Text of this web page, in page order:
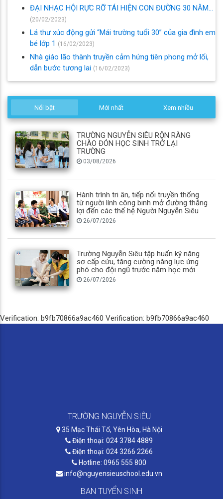
ĐẠI NHẠC HỘI RỰC RỠ TÁI HIỆN CON ĐƯỜNG 30 NĂM…
(20/02/2023)
Lá thư xúc động gửi “Mái trường tuổi 30” của gia đình em
bé lớp 1 (16/02/2023)
Nhà giáo lão thành truyền cảm hứng tiên phong mở lối,
dẫn bước tương lai (16/02/2023)
Nổi bật Mới nhất Xem nhiều
TRƯỜNG NGUYỄN SIÊU RỘN RÀNG
CHÀO ĐÓN HỌC SINH TRỞ LẠI
TRƯỜNG
03/08/2026
Hành trình tri ân, tiếp nối truyền thống
từ người lính công binh mở đường thắng
lợi đến các thế hệ Người Nguyễn Siêu
26/07/2026
Trường Nguyễn Siêu tập huấn kỹ năng
sơ cấp cứu, tăng cường năng lực ứng
phó cho đội ngũ trước năm học mới
26/07/2026
Verification: b9fb70866a9ac460 Verification: b9fb70866a9ac460
TRƯỜNG NGUYỄN SIÊU
35 Mạc Thái Tổ, Yên Hòa, Hà Nội
Điện thoại: 024 3784 4889
Điện thoại: 024 3266 2266
Hotline: 0965 555 800
info@nguyensieuschool.edu.vn
BAN TUYỂN SINH